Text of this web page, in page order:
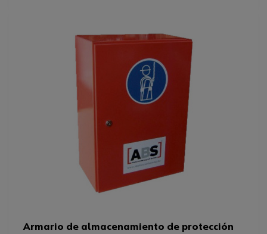
Armario de almacenamiento de protección